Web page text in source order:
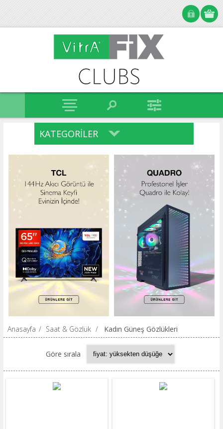
KATEGORILER
Anasayfa / Saat & Gözlük / Kadın Güneş Gözlükleri
Göre sırala